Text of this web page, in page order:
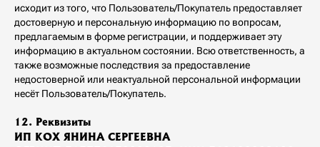
исходит из того, что Пользователь/Покупатель предоставляет
достоверную и персональную информацию по вопросам,
предлагаемым в форме регистрации, и поддерживает эту
информацию в актуальном состоянии. Всю ответственность, а
также возможные последствия за предоставление
недостоверной или неактуальной персональной информации
несёт Пользователь/Покупатель.
12. Реквизиты
ИП КОХ ЯНИНА СЕРГЕЕВНА